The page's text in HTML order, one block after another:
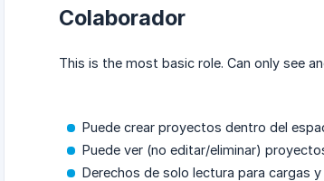
Colaborador
This is the most basic role. Can only see
Puede crear proyectos dentro del
Puede ver (no editar/eliminar)
Derechos de solo lectura para cargas